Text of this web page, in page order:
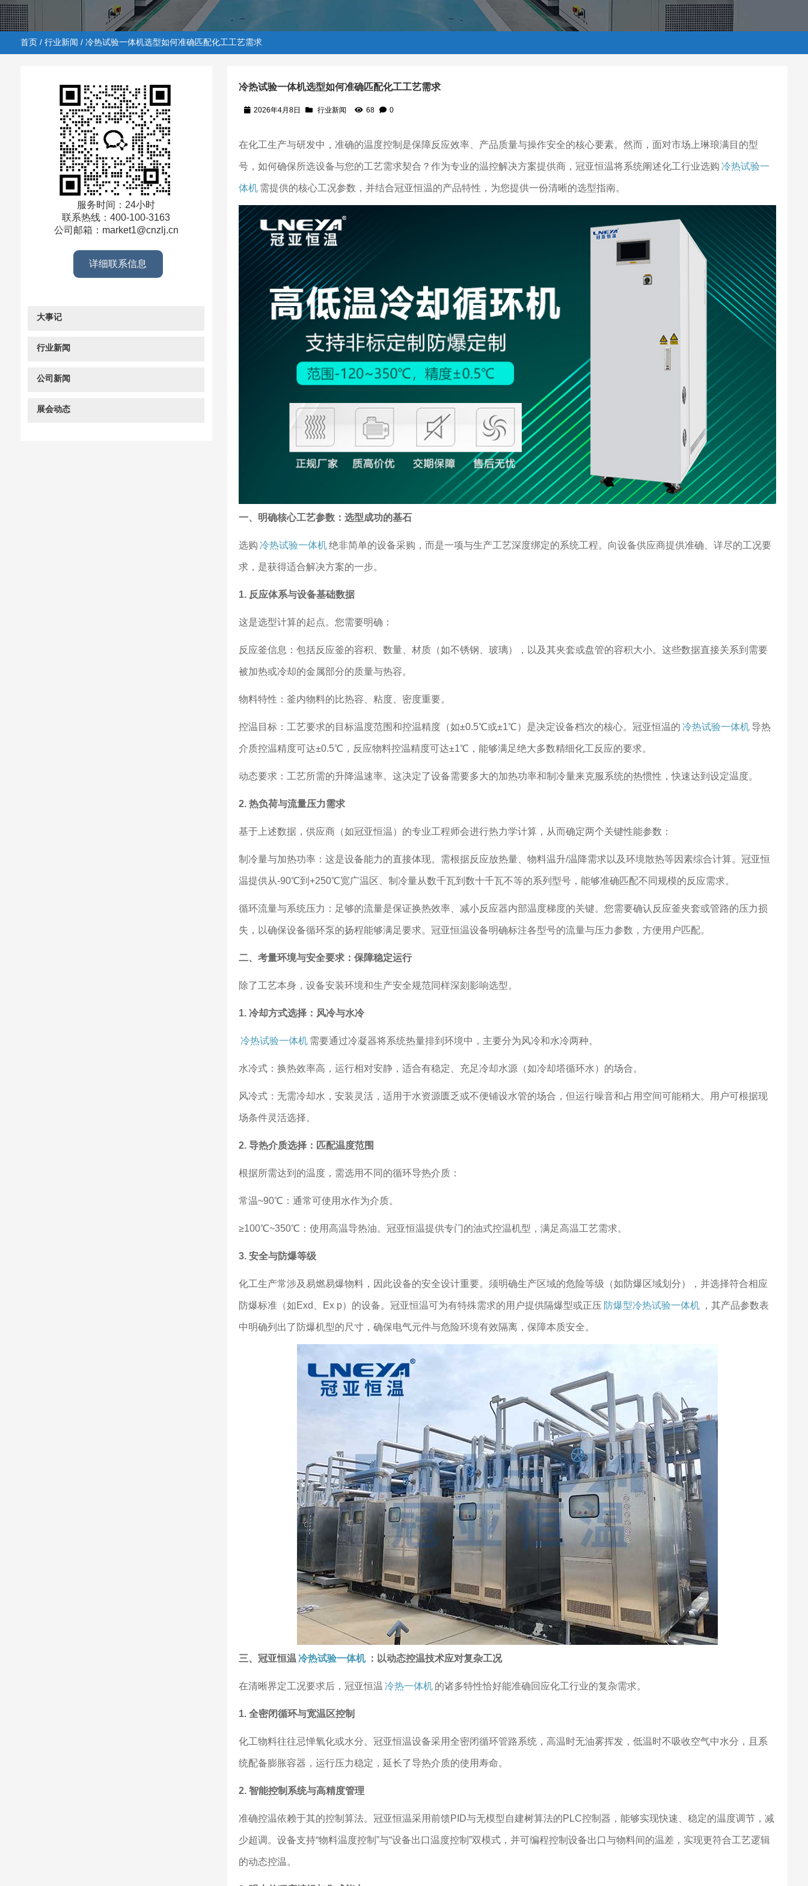
行业新闻/ 冷热试验一体机选型如何准确匹配化工工艺需求
首页/ 行业新闻 / 冷热试验一体机选型如何准确匹配化工工艺需求
冷热试验一体机选型如何准确匹配化工工艺需求
2026年4月8日 行业新闻 68 0
在化工生产与研发中，准确的温度控制是保障反应效率、产品质量与操作安全的核心要素。然而，面对市场上琳琅满目的型
号，如何确保所选设备与您的工艺需求契合？作为专业的温控解决方案提供商，冠亚恒温将系统阐述化工行业选购 冷热试验一
体机 需提供的核心工况参数，并结合冠亚恒温的产品特性，为您提供一份清晰的选型指南。
一、明确核心工艺参数：选型成功的基石
选购 冷热试验一体机绝非简单的设备采购，而是一项与生产工艺深度绑定的系统工程。向设备供应商提供准确、详尽的工况要
求，是获得适合解决方案的一步。
1. 反应体系与设备基础数据
这是选型计算的起点。您需要明确：
反应釜信息：包括反应釜的容积、数量、材质（如不锈钢、玻璃），以及其夹套或盘管的容积大小。这些数据直接关系到需要
被加热或冷却的金属部分的质量与热容。
物料特性：釜内物料的比热容、粘度、密度重要。
控温目标：工艺要求的目标温度范围和控温精度（如±0.5℃或±1℃）是决定设备档次的核心。冠亚恒温的 冷热试验一体机 导热
介质控温精度可达±0.5℃，反应物料控温精度可达±1℃，能够满足绝大多数精细化工反应的要求。
动态要求：工艺所需的升降温速率。这决定了设备需要多大的加热功率和制冷量来克服系统的热惯性，快速达到设定温度。
2. 热负荷与流量压力需求
基于上述数据，供应商（如冠亚恒温）的专业工程师会进行热力学计算，从而确定两个关键性能参数：
制冷量与加热功率：这是设备能力的直接体现。需根据反应放热量、物料温升/温降需求以及环境散热等因素综合计算。冠亚恒
温提供从-90℃到+250℃宽广温区、制冷量从数千瓦到数十千瓦不等的系列型号，能够准确匹配不同规模的反应需求。
循环流量与系统压力：足够的流量是保证换热效率、减小反应器内部温度梯度的关键。您需要确认反应釜夹套或管路的压力损
失，以确保设备循环泵的扬程能够满足要求。冠亚恒温设备明确标注各型号的流量与压力参数，方便用户匹配。
二、考量环境与安全要求：保障稳定运行
除了工艺本身，设备安装环境和生产安全规范同样深刻影响选型。
1. 冷却方式选择：风冷与水冷
冷热试验一体机 需要通过冷凝器将系统热量排到环境中，主要分为风冷和水冷两种。
水冷式：换热效率高，运行相对安静，适合有稳定、充足冷却水源（如冷却塔循环水）的场合。
风冷式：无需冷却水，安装灵活，适用于水资源匮乏或不便铺设水管的场合，但运行噪音和占用空间可能稍大。用户可根据现
场条件灵活选择。
2. 导热介质选择：匹配温度范围
根据所需达到的温度，需选用不同的循环导热介质：
常温~90℃：通常可使用水作为介质。
≥100℃~350℃：使用高温导热油。冠亚恒温提供专门的油式控温机型，满足高温工艺需求。
3. 安全与防爆等级
化工生产常涉及易燃易爆物料，因此设备的安全设计重要。须明确生产区域的危险等级（如防爆区域划分），并选择符合相应
防爆标准（如Exd、Ex p）的设备。冠亚恒温可为有特殊需求的用户提供隔爆型或正压 防爆型冷热试验一体机 ，其产品参数表
中明确列出了防爆机型的尺寸，确保电气元件与危险环境有效隔离，保障本质安全。
三、冠亚恒温 冷热试验一体机 ：以动态控温技术应对复杂工况
在清晰界定工况要求后，冠亚恒温 冷热一体机 的诸多特性恰好能准确回应化工行业的复杂需求。
1. 全密闭循环与宽温区控制
化工物料往往忌惮氧化或水分。冠亚恒温设备采用全密闭循环管路系统，高温时无油雾挥发，低温时不吸收空气中水分，且系
统配备膨胀容器，运行压力稳定，延长了导热介质的使用寿命。
2. 智能控制系统与高精度管理
准确控温依赖于其的控制算法。冠亚恒温采用前馈PID与无模型自建树算法的PLC控制器，能够实现快速、稳定的温度调节，减
少超调。设备支持“物料温度控制”与“设备出口温度控制”双模式，并可编程控制设备出口与物料间的温差，实现更符合工艺逻辑
的动态控温。
服务时间：24小时
联系热线：400-100-3163
公司邮箱：market1@cnzlj.cn
详细联系信息
大事记
行业新闻
公司新闻
展会动态